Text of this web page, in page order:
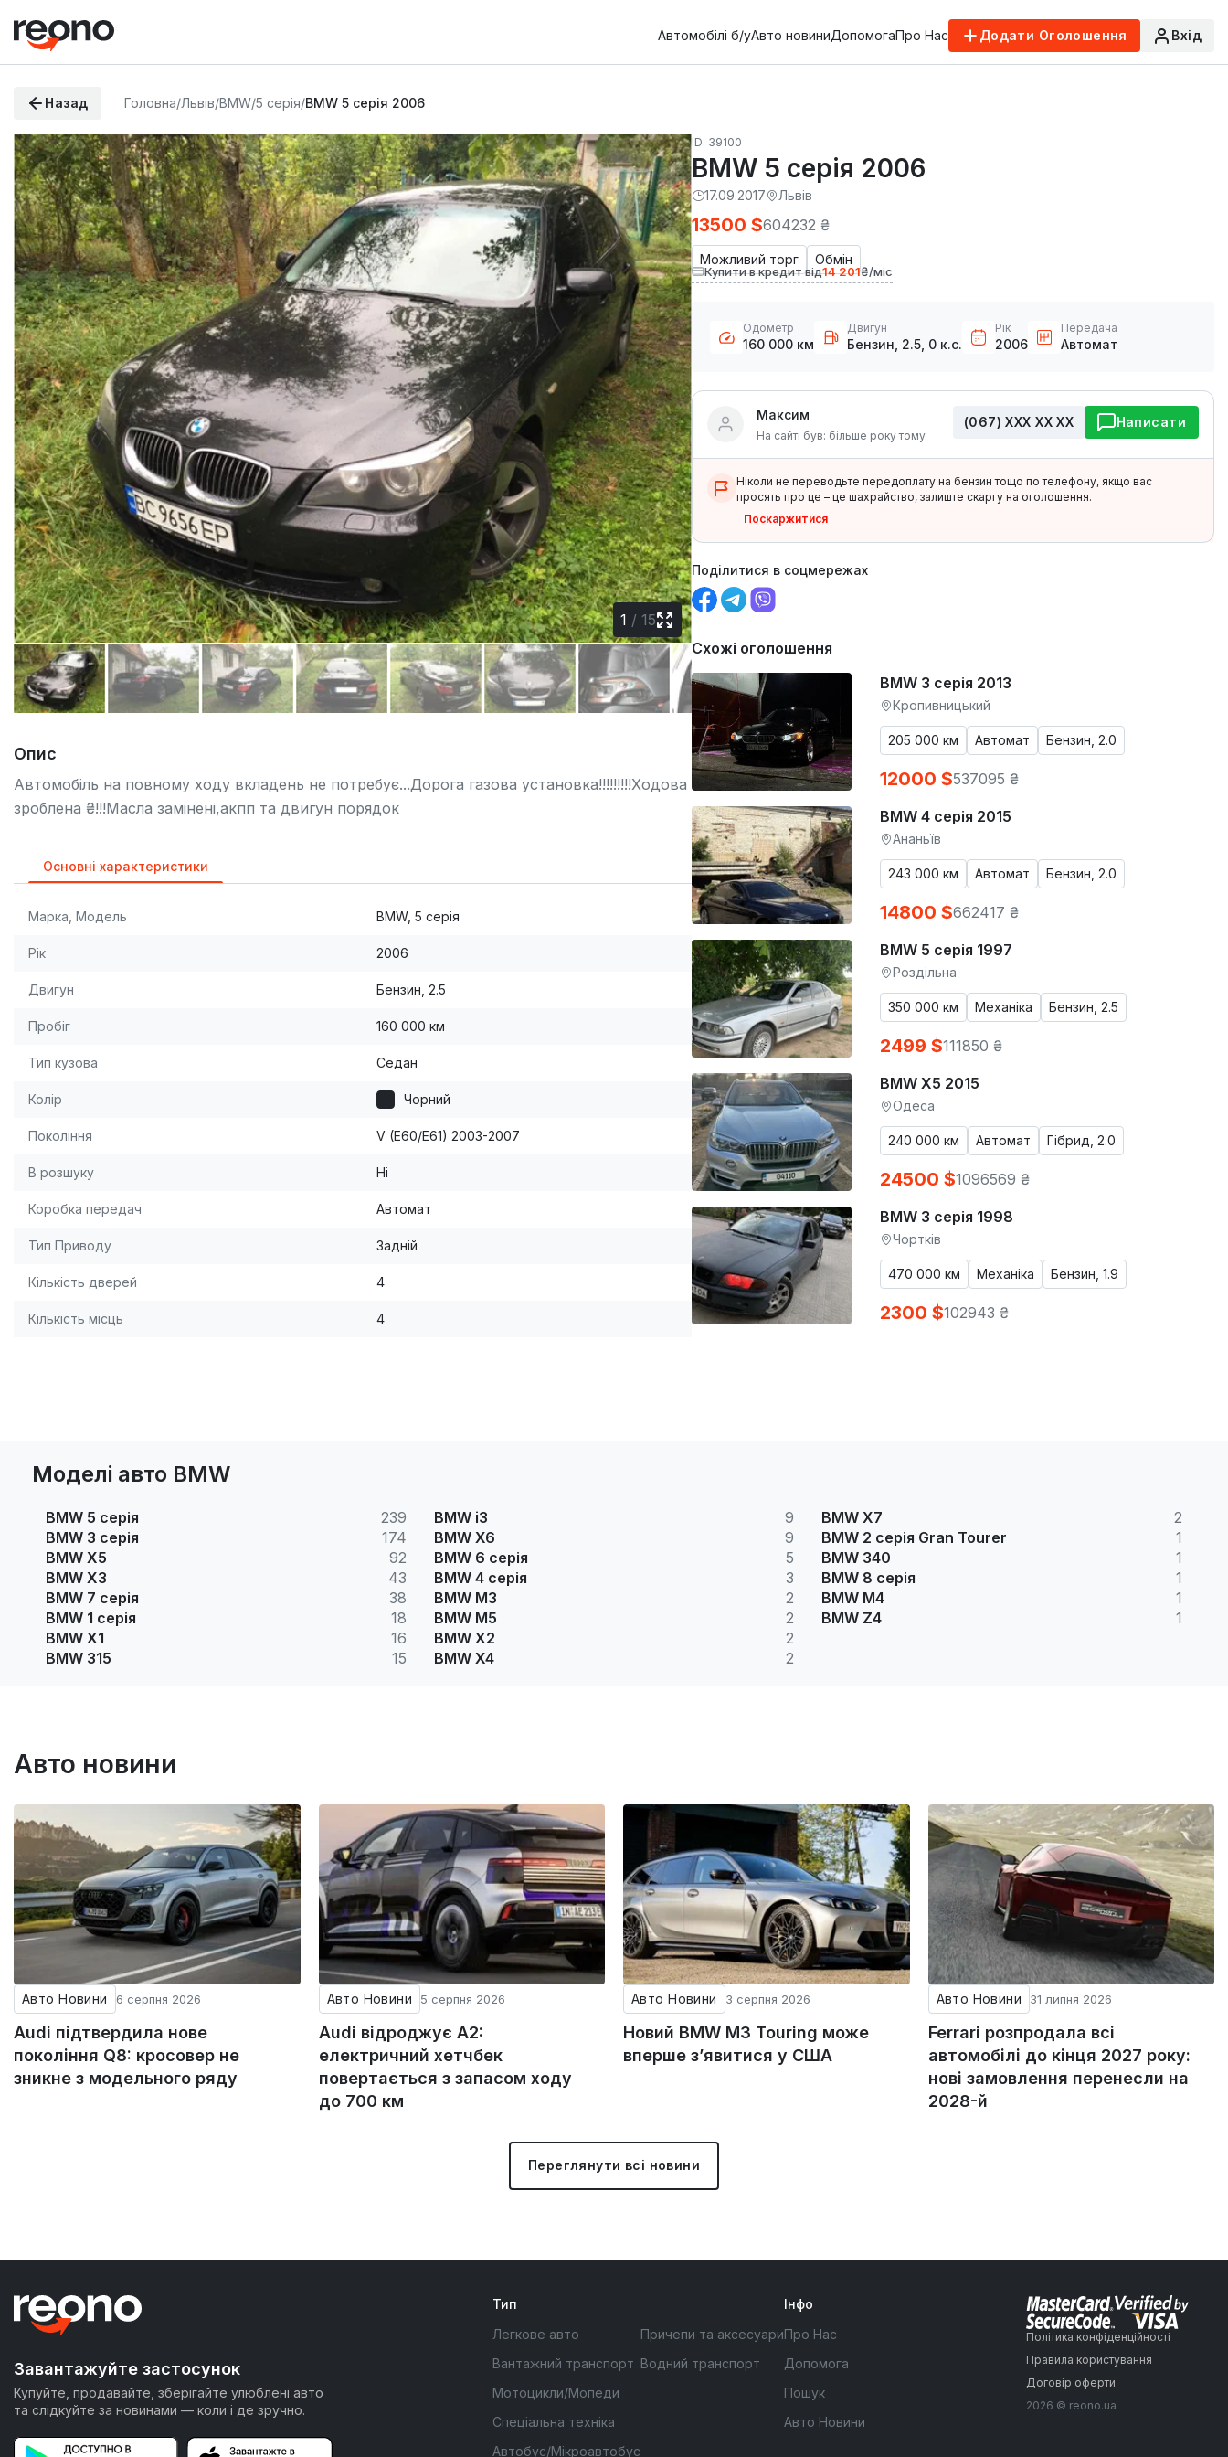
Автомобілі б/уАвто новиниДопомогаПро Нас Додати Оголошення Вхід
Назад Головна/Львів/BMW/5 серія/BMW 5 серія 2006
1 /15
Опис
Автомобіль на повному ходу вкладень не потребує...Дорога газова установка!!!!!!!!!Ходова
зроблена ₴!!!Масла замінені,акпп та двигун порядок
Основні характеристики
Марка, Модель BMW, 5 серія
Рік 2006
Двигун Бензин, 2.5
Пробіг 160 000 км
Тип кузова Седан
Колір Чорний
Покоління V (E60/E61) 2003-2007
В розшуку Ні
Коробка передач Автомат
Тип Приводу Задній
Кількість дверей 4
Кількість місць 4
ID: 39100
BMW 5 серія 2006
17.09.2017 Львів
Можливий торг Обмін
13500 $604232 ₴
Купити в кредит від14 201₴/міс
Одометр
160 000 км
Двигун
Бензин, 2.5, 0 к.с.
Рік
2006
Передача
Автомат
Максим
На сайті був: більше року тому
(067) ХХХ ХХ ХХ Написати
Ніколи не переводьте передоплату на бензин тощо по телефону, якщо вас
просять про це – це шахрайство, залиште скаргу на оголошення.
Поскаржитися
Поділитися в соцмережах
Схожі оголошення
BMW 3 серія 2013
Кропивницький
205 000 км Автомат Бензин, 2.0
12000 $537095 ₴
BMW 4 серія 2015
Ананьїв
243 000 км Автомат Бензин, 2.0
14800 $662417 ₴
BMW 5 серія 1997
Роздільна
350 000 км Механіка Бензин, 2.5
2499 $111850 ₴
BMW X5 2015
Одеса
240 000 км Автомат Гібрид, 2.0
24500 $1096569 ₴
BMW 3 серія 1998
Чортків
470 000 км Механіка Бензин, 1.9
2300 $102943 ₴
Моделі авто BMW
BMW 5 серія
239
BMW 3 серія
174
BMW X5
92
BMW X3
43
BMW 7 серія
38
BMW 1 серія
18
BMW X1
16
BMW 315
15
BMW i3
9
BMW X6
9
BMW 6 серія
5
BMW 4 серія
3
BMW M3
2
BMW M5
2
BMW X2
2
BMW X4
2
BMW X7
2
BMW 2 серія Gran Tourer
1
BMW 340
1
BMW 8 серія
1
BMW M4
1
BMW Z4
1
Авто новини
Авто Новини 6 серпня 2026
Audi підтвердила нове
покоління Q8: кросовер не
зникне з модельного ряду
Авто Новини 5 серпня 2026
Audi відроджує A2:
електричний хетчбек
повертається з запасом ходу
до 700 км
Авто Новини 3 серпня 2026
Новий BMW M3 Touring може
вперше з’явитися у США
Авто Новини 31 липня 2026
Ferrari розпродала всі
автомобілі до кінця 2027 року:
нові замовлення перенесли на
2028-й
Переглянути всі новини
Завантажуйте застосунок
Купуйте, продавайте, зберігайте улюблені авто
та слідкуйте за новинами — коли і де зручно.
Тип
Легкове авто
Вантажний транспорт
Мотоцикли/Мопеди
Спеціальна техніка
Автобус/Мікроавтобус
Причепи та аксесуари
Водний транспорт
Інфо
Про Нас
Допомога
Пошук
Авто Новини
Політика конфіденційності
Правила користування
Договір оферти
2026 © reono.ua